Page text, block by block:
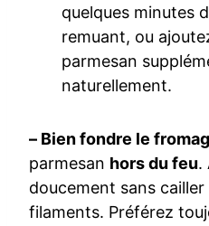
quelques minutes
remuant, ou
parmesan
naturellement.
– Bien fondre le
parmesan hors du feu.
doucement sans
filaments. Préférez